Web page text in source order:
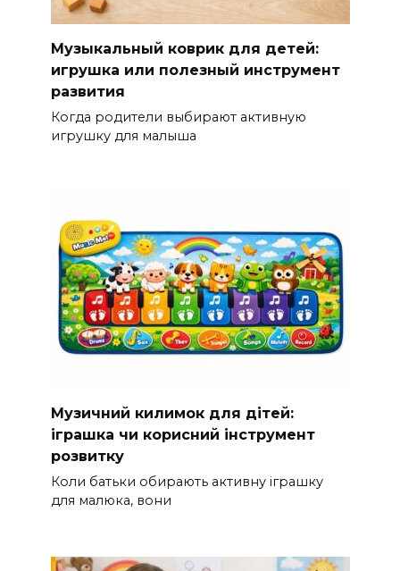
Музыкальный коврик для детей:
игрушка или полезный инструмент
развития
Когда родители выбирают активную
игрушку для малыша
Музичний килимок для дітей:
іграшка чи корисний інструмент
розвитку
Коли батьки обирають активну іграшку
для малюка, вони